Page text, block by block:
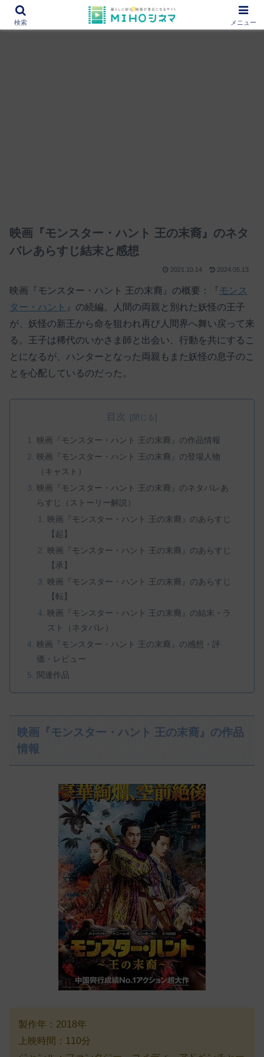
12000作品を紹介！あなたの映画図書館『MIHOシネマ』
映画『モンスター・ハント 王の末裔』のネタ
バレあらすじ結末と感想
2021.10.14 2024.05.13
映画『モンスター・ハント 王の末裔』の概要：『モンス
ター・ハント 』の続編。人間の両親と別れた妖怪の王子
が、妖怪の新王から命を狙われ再び人間界へ舞い戻って来
る。王子は稀代のいかさま師と出会い、行動を共にするこ
とになるが、ハンターとなった両親もまた妖怪の息子のこ
とを心配しているのだった。
目次
映画『モンスター・ハント 王の末裔』の作品情報
映画『モンスター・ハント 王の末裔』の登場人物
（キャスト）
映画『モンスター・ハント 王の末裔』のネタバレあ
らすじ（ストーリー解説）
映画『モンスター・ハント 王の末裔』のあらすじ
【起】
映画『モンスター・ハント 王の末裔』のあらすじ
【承】
映画『モンスター・ハント 王の末裔』のあらすじ
【転】
映画『モンスター・ハント 王の末裔』の結末・ラ
スト（ネタバレ）
映画『モンスター・ハント 王の末裔』の感想・評
価・レビュー
関連作品
映画『モンスター・ハント 王の末裔』の作品
情報
製作年：2018年
上映時間：110分
検索 メニュー